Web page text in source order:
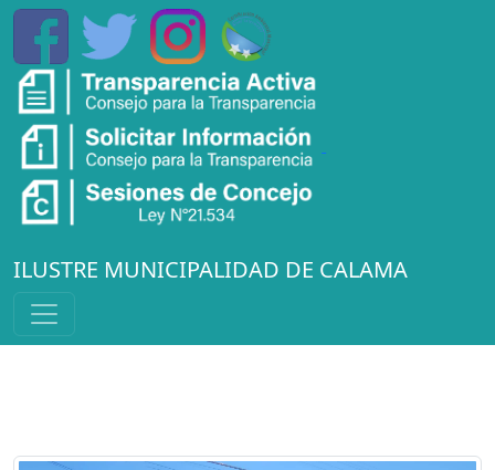
ILUSTRE MUNICIPALIDAD DE CALAMA